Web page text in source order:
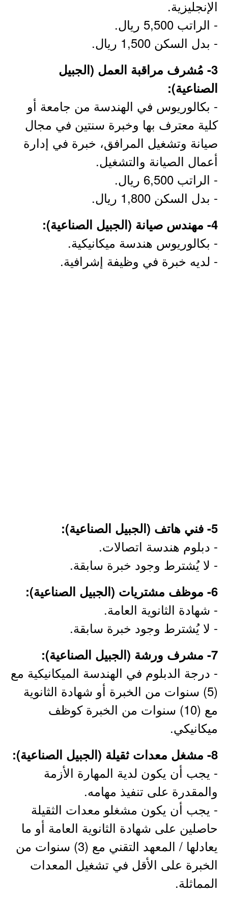
الإنجليزية.
- الراتب 5,500 ريال.
- بدل السكن 1,500 ريال.
3- مُشرف مراقبة العمل (الجبيل
الصناعية):
- بكالوريوس في الهندسة من جامعة أو
كلية معترف بها وخبرة سنتين في مجال
صيانة وتشغيل المرافق، خبرة في إدارة
أعمال الصيانة والتشغيل.
- الراتب 6,500 ريال.
- بدل السكن 1,800 ريال.
4- مهندس صيانة (الجبيل الصناعية):
- بكالوريوس هندسة ميكانيكية.
- لديه خبرة في وظيفة إشرافية.
5- فني هاتف (الجبيل الصناعية):
- دبلوم هندسة اتصالات.
- لا يُشترط وجود خبرة سابقة.
6- موظف مشتريات (الجبيل الصناعية):
- شهادة الثانوية العامة.
- لا يُشترط وجود خبرة سابقة.
7- مشرف ورشة (الجبيل الصناعية):
- درجة الدبلوم في الهندسة الميكانيكية مع
(5) سنوات من الخبرة أو شهادة الثانوية
مع (10) سنوات من الخبرة كوظف
ميكانيكي.
8- مشغل معدات ثقيلة (الجبيل الصناعية):
- يجب أن يكون لدية المهارة الأزمة
والمقدرة على تنفيذ مهامه.
- يجب أن يكون مشغلو معدات الثقيلة
حاصلين على شهادة الثانوية العامة أو ما
يعادلها / المعهد التقني مع (3) سنوات من
الخبرة على الأقل في تشغيل المعدات
المماثلة.